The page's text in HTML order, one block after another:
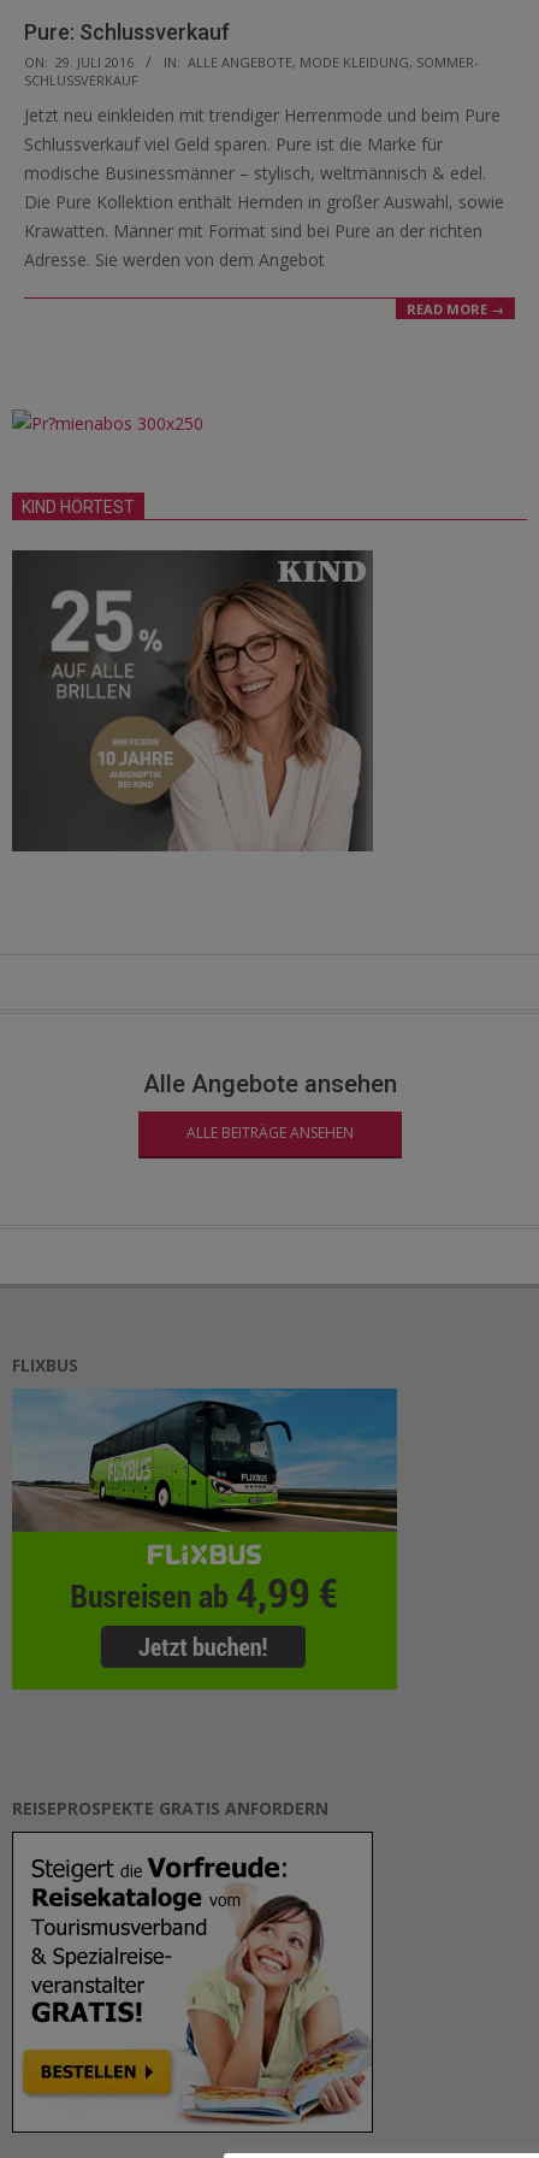
Pure: Schlussverkauf
2016-
07-
29
ON: 29. JULI 2016 IN: ALLE ANGEBOTE, MODE KLEIDUNG, SOMMER-
SCHLUSSVERKAUF
Jetzt neu einkleiden mit trendiger Herrenmode und beim Pure
Schlussverkauf viel Geld sparen. Pure ist die Marke für
modische Businessmänner – stylisch, weltmännisch & edel.
Die Pure Kollektion enthält Hemden in großer Auswahl, sowie
Krawatten. Männer mit Format sind bei Pure an der richten
Adresse. Sie werden von dem Angebot
READ MORE →
KIND HÖRTEST
Alle Angebote ansehen
ALLE BEITRÄGE ANSEHEN
FLIXBUS
REISEPROSPEKTE GRATIS ANFORDERN